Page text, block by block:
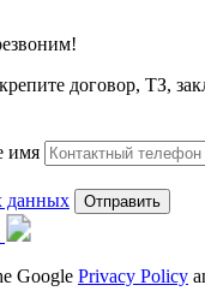
договор, ТЗ,
имя
данных Отправить
Google Privacy Policy